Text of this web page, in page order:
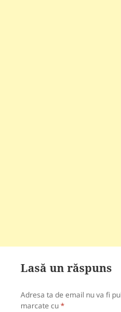
Lasă un răspuns
Adresa ta de email nu va fi
marcate cu*